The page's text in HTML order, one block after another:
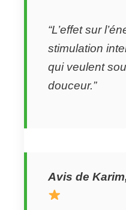
“L’effet sur
stimulation
qui veulent
douceur.”
Avis de